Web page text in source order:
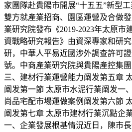
家團隊赴貴陽市開展“十五五”新型
雙方就產業招商、園區運營及合做
業研究院發布《2019-2023年太原市
資戰略研究報告》由資深專家和研
研，中華人平易近國涉外調查許可
號。中商產業研究院與貴陽產控集
三、建材行業運營能力阐发第五章
阐发第一節 太原市水泥行業阐发一
尚品宅配市場運做案例阐发第六節
阐发第七章 太原市建材行業沉點企
一、企業發展根基情況近日，陳市